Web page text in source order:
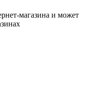
магазина и может